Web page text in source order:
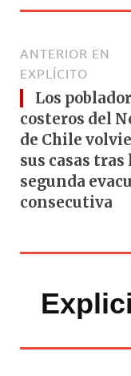
ANTERIOR EN
EXPLÍCITO
Los
costeros del
de Chile
sus casas tras
segunda
consecutiva